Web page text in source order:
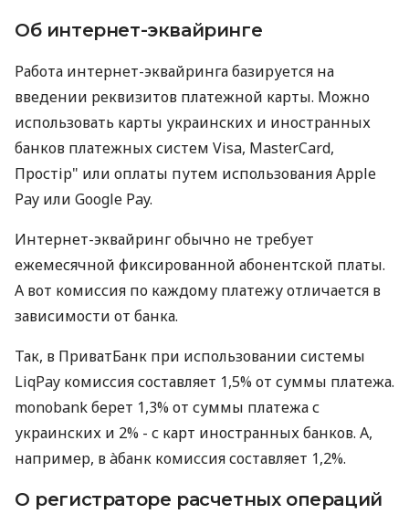
Об интернет-эквайринге
Работа интернет-эквайринга базируется на
введении реквизитов платежной карты. Можно
использовать карты украинских и иностранных
банков платежных систем Visa, MasterCard,
Простір" или оплаты путем использования Apple
Pay или Google Pay.
Интернет-эквайринг обычно не требует
ежемесячной фиксированной абонентской платы.
А вот комиссия по каждому платежу отличается в
зависимости от банка.
Так, в ПриватБанк при использовании системы
LiqPay комиссия составляет 1,5% от суммы платежа.
monobank берет 1,3% от суммы платежа с
украинских и 2% - с карт иностранных банков. А,
например, в àбанк комиссия составляет 1,2%.
О регистраторе расчетных операций